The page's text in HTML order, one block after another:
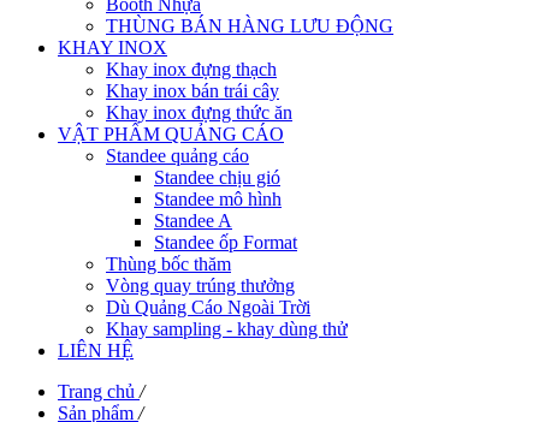
Booth Nhựa
THÙNG BÁN HÀNG LƯU ĐỘNG
KHAY INOX
Khay inox đựng thạch
Khay inox bán trái cây
Khay inox đựng thức ăn
VẬT PHẨM QUẢNG CÁO
Standee quảng cáo
Standee chịu gió
Standee mô hình
Standee A
Standee ốp Format
Thùng bốc thăm
Vòng quay trúng thưởng
Dù Quảng Cáo Ngoài Trời
Khay sampling - khay dùng thử
LIÊN HỆ
Trang chủ /
Sản phẩm /